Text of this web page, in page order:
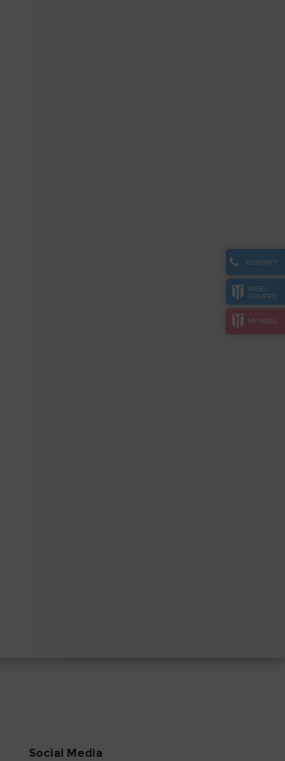
KONTAKT
INSEL
GRUPPE
MYINSEL
Social Media